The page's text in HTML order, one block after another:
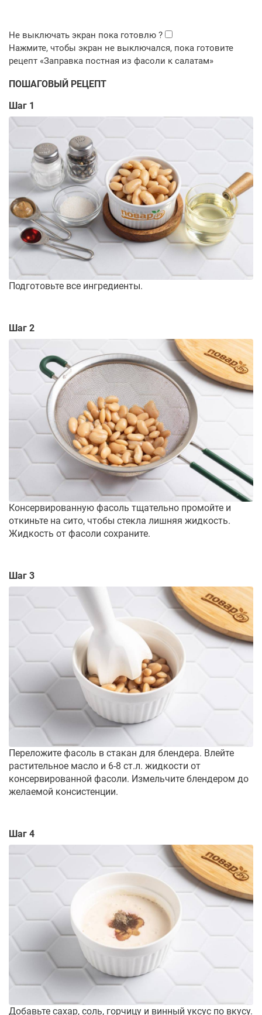
ПОШАГОВЫЙ РЕЦЕПТ
Шаг 1
Подготовьте все ингредиенты.
Шаг 2
Консервированную фасоль тщательно промойте и
откиньте на сито, чтобы стекла лишняя жидкость.
Жидкость от фасоли сохраните.
Шаг 3
Переложите фасоль в стакан для блендера. Влейте
растительное масло и 6-8 ст.л. жидкости от
консервированной фасоли. Измельчите блендером до
желаемой консистенции.
Шаг 4
Добавьте сахар, соль, горчицу и винный уксус по вкусу.